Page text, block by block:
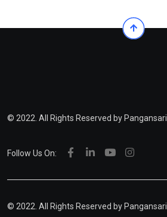
© 2022. All Rights Reserved by Pangansari
Follow Us On:
© 2022. All Rights Reserved by Pangansari